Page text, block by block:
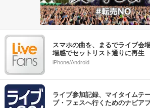
スマホの曲を、まるでライブ会
場感でセットリスト通りに再生
iPhone/Android
ライブ参加記録、マイタイムテ
ブ・フェスへ行くためのナビア